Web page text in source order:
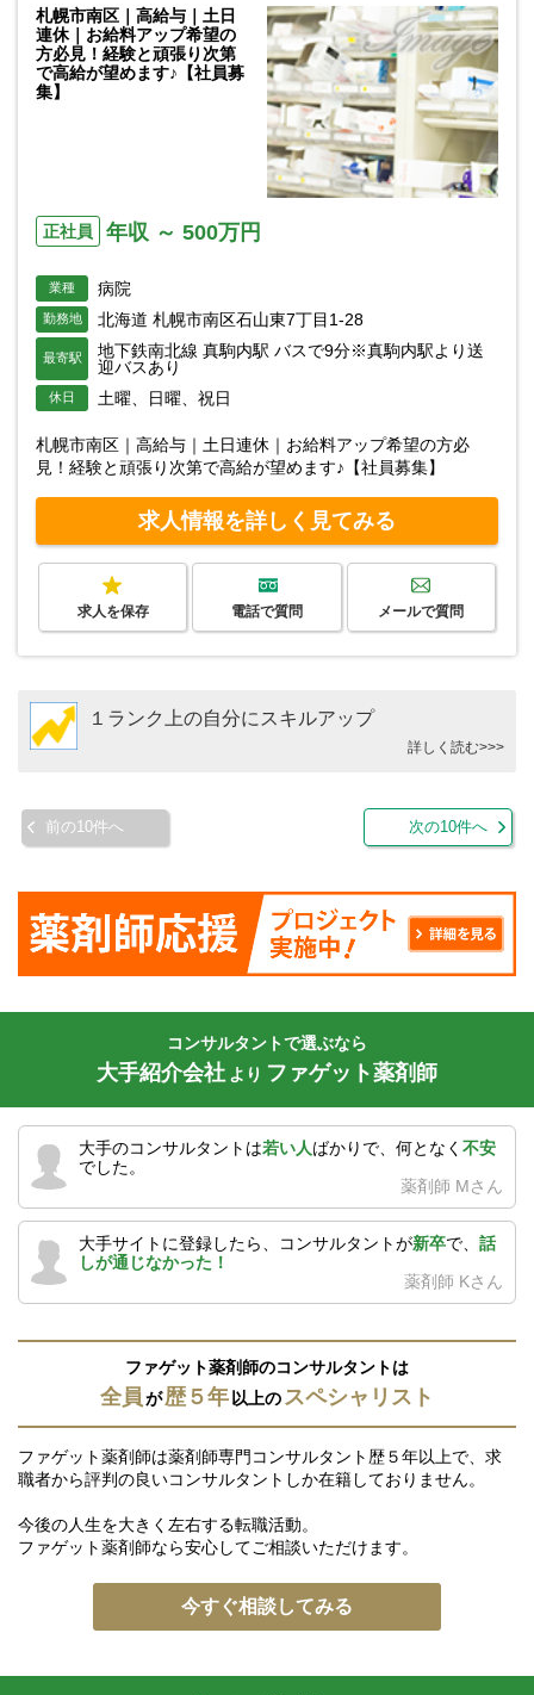
札幌市南区｜高給与｜土日
連休｜お給料アップ希望の
方必見！経験と頑張り次第
で高給が望めます♪【社員募
集】
正社員 年収 ～ 500万円
業種 病院
勤務地 北海道 札幌市南区石山東7丁目1-28
最寄駅
地下鉄南北線 真駒内駅 バスで9分※真駒内駅より送
迎バスあり
休日 土曜、日曜、祝日
札幌市南区｜高給与｜土日連休｜お給料アップ希望の方必
見！経験と頑張り次第で高給が望めます♪【社員募集】
求人情報を詳しく見てみる
求人を保存 電話で質問 メールで質問
１ランク上の自分にスキルアップ
詳しく読む>>>
前の10件へ 次の10件へ
コンサルタントで選ぶなら
大手紹介会社 より ファゲット薬剤師
大手のコンサルタントは若い人ばかりで、何となく 不安
でした。
薬剤師 Mさん
大手サイトに登録したら、コンサルタントが新卒で、 話
しが通じなかった！
薬剤師 Kさん
ファゲット薬剤師のコンサルタントは
全員が歴５年 以上の スペシャリスト
ファゲット薬剤師は薬剤師専門コンサルタント歴５年以上で、求
職者から評判の良いコンサルタントしか在籍しておりません。
今後の人生を大きく左右する転職活動。
ファゲット薬剤師なら安心してご相談いただけます。
今すぐ相談してみる